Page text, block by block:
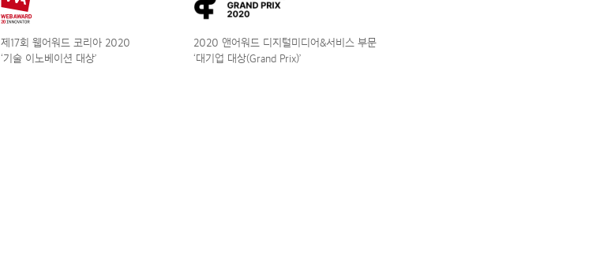
제17회 웹어워드 코리아 2020
‘기술 이노베이션 대상’
2020 앤어워드 디지털미디어&서비스 부문
‘대기업 대상(Grand Prix)’